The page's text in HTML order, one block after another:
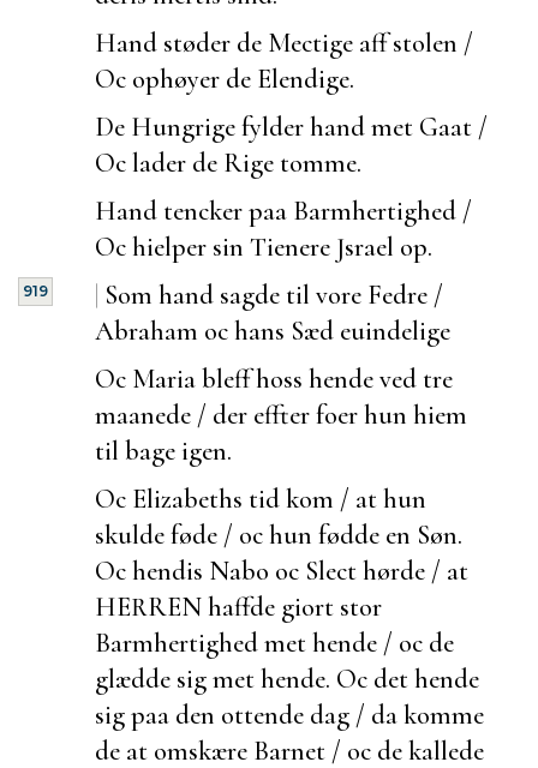
Hand støder de Mectige aff stolen /
Oc ophøyer de Elendige.
De Hungrige fylder hand met Gaat /
Oc lader de Rige tomme.
Hand tencker paa Barmhertighed /
Oc hielper sin Tienere Jsrael op.
|
919
Som hand sagde til vore Fedre /
Abraham oc hans Sæd euindelige
Oc Maria bleff hoss hende ved tre
maanede / der effterfoer hun hiem
til bage igen.
Oc Elizabeths tid kom / at hun
skulde føde / oc hun fødde en Søn.
Oc hendis Nabo oc Slect hørde / at
HERREN haffde giort stor
Barmhertighed met hende / oc de
glædde sig met hende. Oc det hende
sig paa den ottende dag / da komme
de at omskære Barnet / oc de kallede